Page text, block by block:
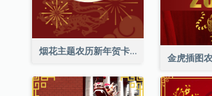
烟花主题农历新年贺卡